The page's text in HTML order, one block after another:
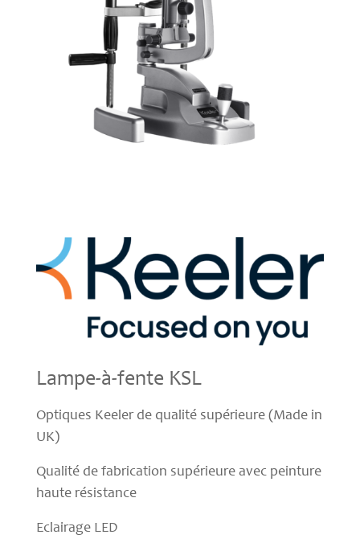
Lampe-à-fente KSL
Optiques Keeler de qualité supérieure (Made in
UK)
Qualité de fabrication supérieure avec peinture
haute résistance
Eclairage LED